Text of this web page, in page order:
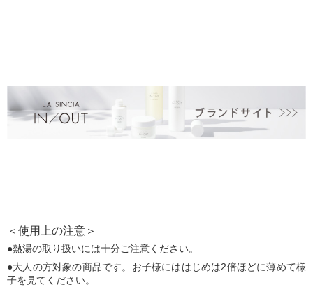
＜使用上の注意＞
熱湯の取り扱いには十分ご注意ください。
大人の方対象の商品です。お子様にははじめは2倍ほどに薄めて様
子を見てください。